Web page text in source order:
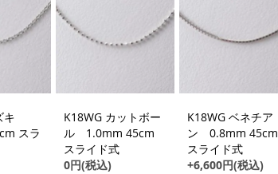
キ
スラ
K18WG カットボー
ル 1.0mm 45cm
スライド式
0円(税込)
K18WG ベネチア
ン 0.8mm 45cm
スライド式
+6,600円(税込)